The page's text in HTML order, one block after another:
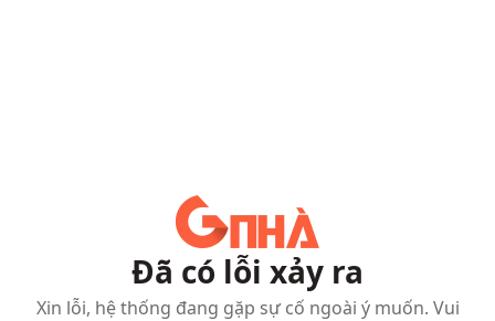
Đã có lỗi xảy ra
Xin lỗi, hệ thống đang gặp sự cố ngoài ý muốn. Vui